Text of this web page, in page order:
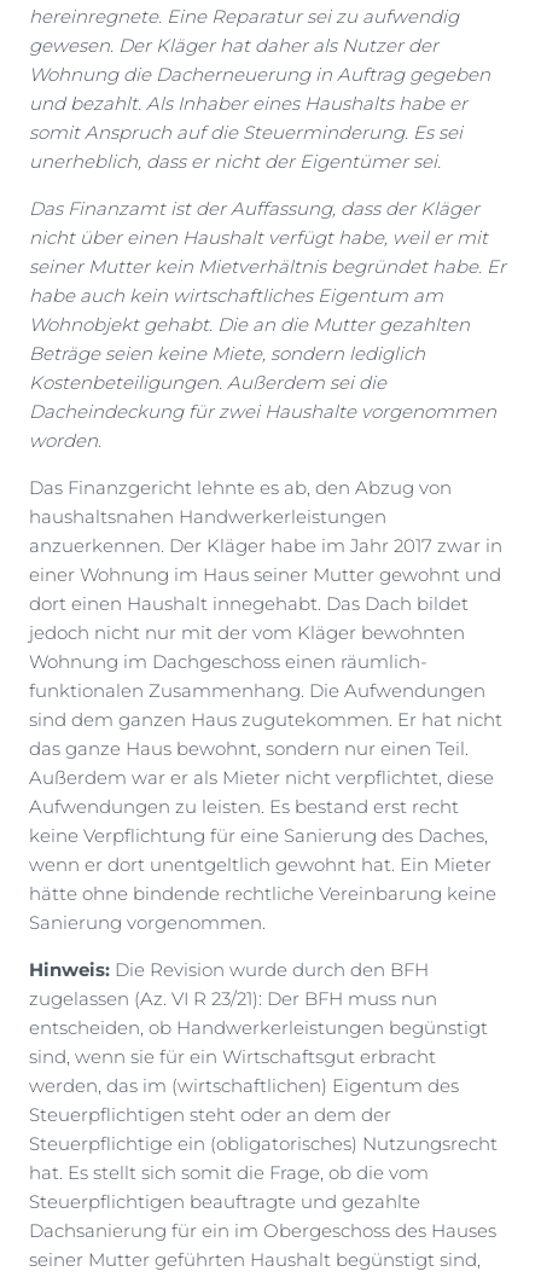
hereinregnete. Eine Reparatur sei zu aufwendig
gewesen. Der Kläger hat daher als Nutzer der
Wohnung die Dacherneuerung in Auftrag gegeben
und bezahlt. Als Inhaber eines Haushalts habe er
somit Anspruch auf die Steuerminderung. Es sei
unerheblich, dass er nicht der Eigentümer sei.
Das Finanzamt ist der Auffassung, dass der Kläger
nicht über einen Haushalt verfügt habe, weil er mit
seiner Mutter kein Mietverhältnis begründet habe. Er
habe auch kein wirtschaftliches Eigentum am
Wohnobjekt gehabt. Die an die Mutter gezahlten
Beträge seien keine Miete, sondern lediglich
Kostenbeteiligungen. Außerdem sei die
Dacheindeckung für zwei Haushalte vorgenommen
worden.
Das Finanzgericht lehnte es ab, den Abzug von
haushaltsnahen Handwerkerleistungen
anzuerkennen. Der Kläger habe im Jahr 2017 zwar in
einer Wohnung im Haus seiner Mutter gewohnt und
dort einen Haushalt innegehabt. Das Dach bildet
jedoch nicht nur mit der vom Kläger bewohnten
Wohnung im Dachgeschoss einen räumlich-
funktionalen Zusammenhang. Die Aufwendungen
sind dem ganzen Haus zugutekommen. Er hat nicht
das ganze Haus bewohnt, sondern nur einen Teil.
Außerdem war er als Mieter nicht verpflichtet, diese
Aufwendungen zu leisten. Es bestand erst recht
keine Verpflichtung für eine Sanierung des Daches,
wenn er dort unentgeltlich gewohnt hat. Ein Mieter
hätte ohne bindende rechtliche Vereinbarung keine
Sanierung vorgenommen.
Hinweis: Die Revision wurde durch den BFH
zugelassen (Az. VI R 23/21): Der BFH muss nun
entscheiden, ob Handwerkerleistungen begünstigt
sind, wenn sie für ein Wirtschaftsgut erbracht
werden, das im (wirtschaftlichen) Eigentum des
Steuerpflichtigen steht oder an dem der
Steuerpflichtige ein (obligatorisches) Nutzungsrecht
hat. Es stellt sich somit die Frage, ob die vom
Steuerpflichtigen beauftragte und gezahlte
Dachsanierung für ein im Obergeschoss des Hauses
seiner Mutter geführten Haushalt begünstigt sind,